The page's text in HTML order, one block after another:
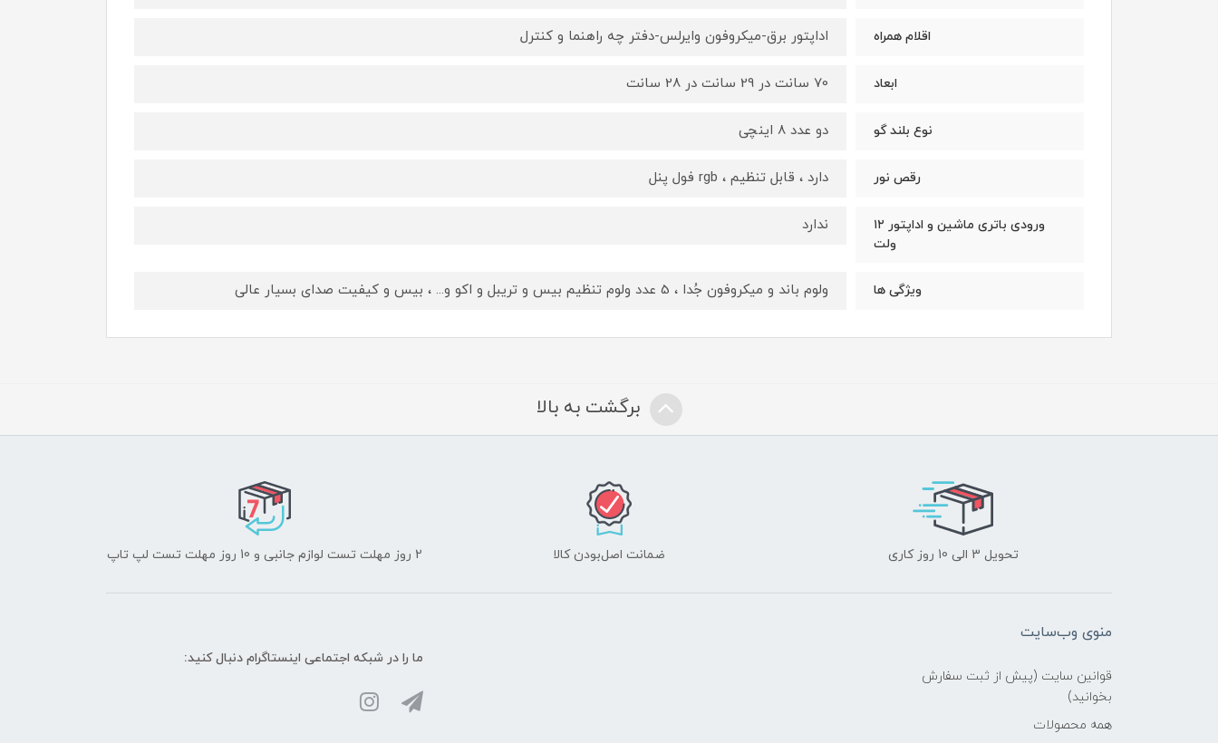
اقلام همراه اداپتور برق-میکروفون وایرلس-دفتر چه راهنما و کنترل
ابعاد 70 سانت در 29 سانت در 28 سانت
نوع بلند گو دو عدد 8 اینچی
رقص نور دارد ، قابل تنظیم ، rgb فول پنل
ورودی باتری ماشین و اداپتور ۱۲
ولت
ندارد
ویژگی ها ولوم باند و میکروفون جُدا ، 5 عدد ولوم تنظیم بیس و تریبل و اکو و... ، بیس و کیفیت صدای بسیار عالی
برگشت به بالا
تحویل 3 الی 10 روز کاری ضمانت اصل‌بودن کالا 2 روز مهلت تست لوازم جانبی و 10 روز مهلت تست لپ تاپ
منوی وب‌سایت
قوانین سایت (پیش از ثبت سفارش
بخوانید)
همه محصولات
ما را در شبکه‌ اجتماعی اینستاگرام دنبال کنید: